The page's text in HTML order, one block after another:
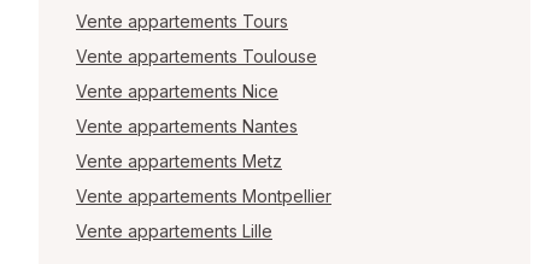
Vente appartements Tours
Vente appartements Toulouse
Vente appartements Nice
Vente appartements Nantes
Vente appartements Metz
Vente appartements Montpellier
Vente appartements Lille